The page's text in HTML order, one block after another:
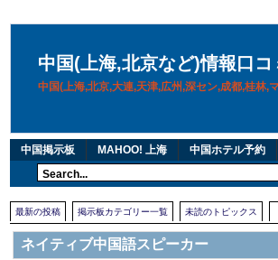
中国(上海,北京など)情報口
中国(上海,北京,大連,天津,広州,深セン,成都,桂林,
中国掲示板 MAHOO! 上海 中国ホテル予約
最新の投稿 掲示板カテゴリー一覧 未読のトピックス
ネイティブ中国語スピーカー